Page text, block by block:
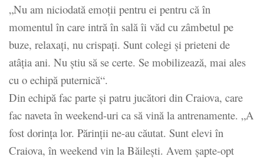
„Nu am niciodată emoții pentru ei pentru că în
momentul în care intră în sală îi văd cu zâmbetul pe
buze, relaxați, nu crispați. Sunt colegi și prieteni de
atâția ani. Nu știu să se certe. Se mobilizează, mai ales
cu o echipă puternică“.
Din echipă fac parte și patru jucători din Craiova, care
fac naveta în weekend-uri ca să vină la antrenamente. „A
fost dorința lor. Părinții ne-au căutat. Sunt elevi în
Craiova, în weekend vin la Băilești. Avem șapte-opt